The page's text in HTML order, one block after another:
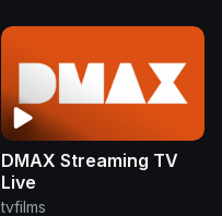
DMAX Streaming TV
Live
tvfilms